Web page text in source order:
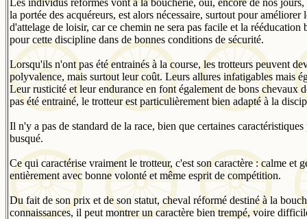
Les individus réformés vont à la boucherie, oui, encore de nos
la portée des acquéreurs, est alors nécessaire, surtout pour
d'attelage de loisir, car ce chemin ne sera pas facile et la
pour cette discipline dans de bonnes conditions de sécurité.
Lorsqu'ils n'ont pas été entrainés à la course, les trotteurs peuvent
polyvalence, mais surtout leur coût. Leurs allures infatigables mais
Leur rusticité et leur endurance en font également de bons chevaux
pas été entrainé, le trotteur est particulièrement bien adapté à la
Il n'y a pas de standard de la race, bien que certaines
busqué.
Ce qui caractérise vraiment le trotteur, c'est son caractère : calme
entièrement avec bonne volonté et même esprit de compétition.
Du fait de son prix et de son statut, cheval réformé destiné à la
connaissances, il peut montrer un caractère bien trempé, voire